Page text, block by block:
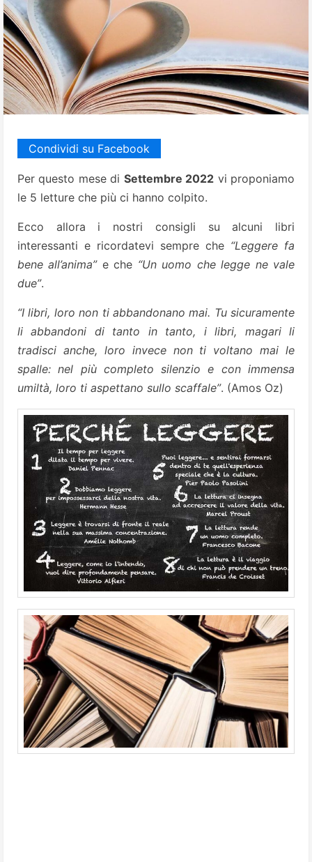
Condividi su Facebook
Per questo mese di Settembre 2022 vi proponiamo
le 5 letture che più ci hanno colpito.
Ecco allora i nostri consigli su alcuni libri
interessanti e ricordatevi sempre che “Leggere fa
bene all’anima”e che “Un uomo che legge ne vale
due”.
“I libri, loro non ti abbandonano mai. Tu sicuramente
li abbandoni di tanto in tanto, i libri, magari li
tradisci anche, loro invece non ti voltano mai le
spalle: nel più completo silenzio e con immensa
umiltà, loro ti aspettano sullo scaffale”. (Amos Oz)